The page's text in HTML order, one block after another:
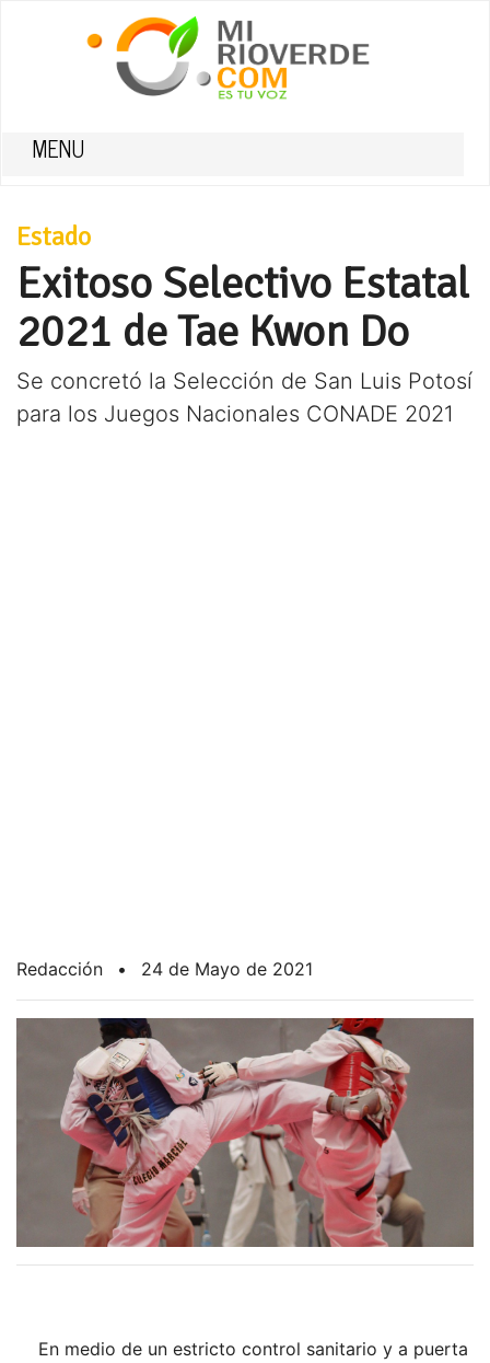
MENU
Estado
Exitoso Selectivo Estatal
2021 de Tae Kwon Do
Se concretó la Selección de San Luis Potosí
para los Juegos Nacionales CONADE 2021
Redacción • 24 de Mayo de 2021
En medio de un estricto control sanitario y a puerta